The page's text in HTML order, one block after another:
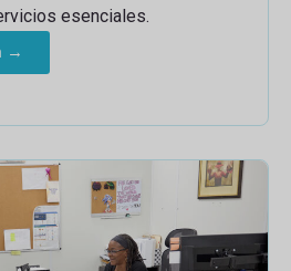
esenciales.
→